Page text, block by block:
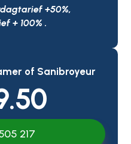
+50%,
+ 100% .
of Sanibroyeur
217